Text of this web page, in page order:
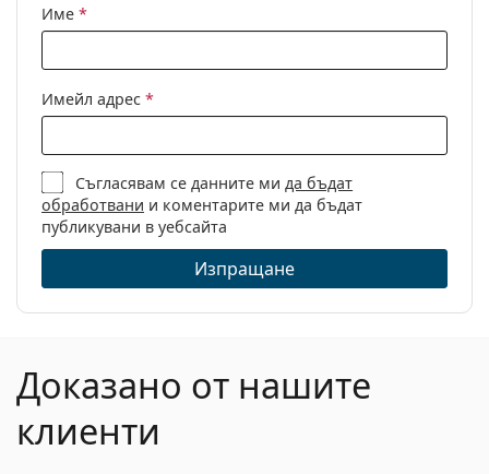
Име *
Имейл адрес *
Съгласявам се данните ми да бъдат
обработвани и коментарите ми да бъдат
публикувани в уебсайта
Изпращане
Доказано от нашите
клиенти